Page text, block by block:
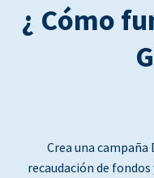
¿ Cómo
Crea una
recaudación de